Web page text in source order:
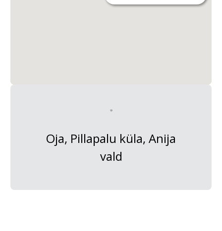
Oja, Pillapalu küla, Anija
vald